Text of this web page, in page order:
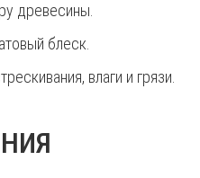
древесины.
блеск.
влаги и грязи.